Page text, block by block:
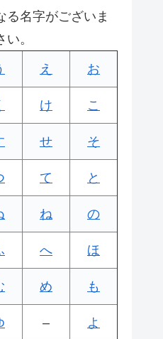
名字がございま
。
え お
け こ
せ そ
て と
ね の
へ ほ
め も
– よ